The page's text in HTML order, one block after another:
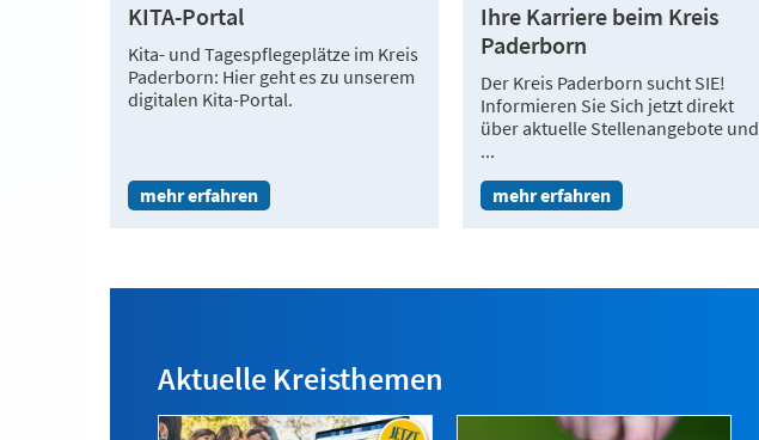
KITA-Portal
Kita- und Tagespflegeplätze im Kreis
Paderborn: Hier geht es zu unserem
digitalen Kita-Portal.
mehr erfahren
Ihre Karriere beim Kreis
Paderborn
Der Kreis Paderborn sucht SIE!
Informieren Sie Sich jetzt direkt
über aktuelle Stellenangebote und
...
mehr erfahren
Aktuelle Kreisthemen